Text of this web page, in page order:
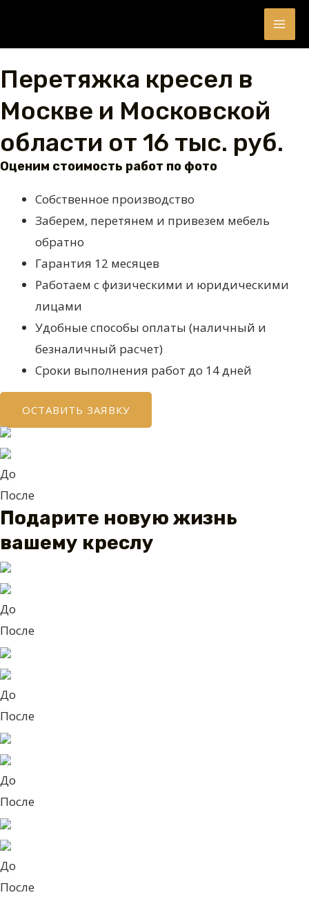
содержимому
Перетяжка кресел в
Москве и Московской
области от 16 тыс. руб.
Оценим стоимость работ по фото
Собственное производство
Заберем, перетянем и привезем мебель
обратно
Гарантия 12 месяцев
Работаем с физическими и юридическими
лицами
Удобные способы оплаты (наличный и
безналичный расчет)
Сроки выполнения работ до 14 дней
ОСТАВИТЬ ЗАЯВКУ
До
После
Подарите новую жизнь
вашему креслу
До
После
До
После
До
После
До
После